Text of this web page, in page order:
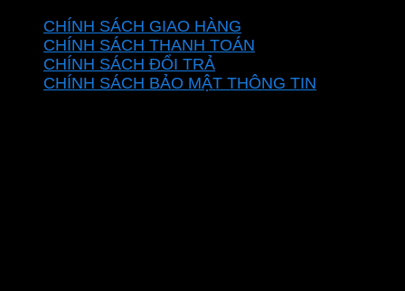
CHÍNH SÁCH GIAO HÀNG
CHÍNH SÁCH THANH TOÁN
CHÍNH SÁCH ĐỔI TRẢ
CHÍNH SÁCH BẢO MẬT THÔNG TIN